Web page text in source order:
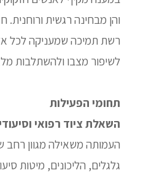
והן מבחינה רגשית ורוחנית.
רשת תמיכה שמעניקה לכל
לשיפור מצבו ולהשתלבות
תחומי הפעילות
השאלת ציוד רפואי
העמותה משאילה מגוון רחב
גלגלים, הליכונים, מיטות